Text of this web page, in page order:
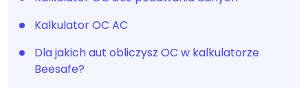
Kalkulator OC AC
Dla jakich aut obliczysz OC w kalkulatorze
Beesafe?